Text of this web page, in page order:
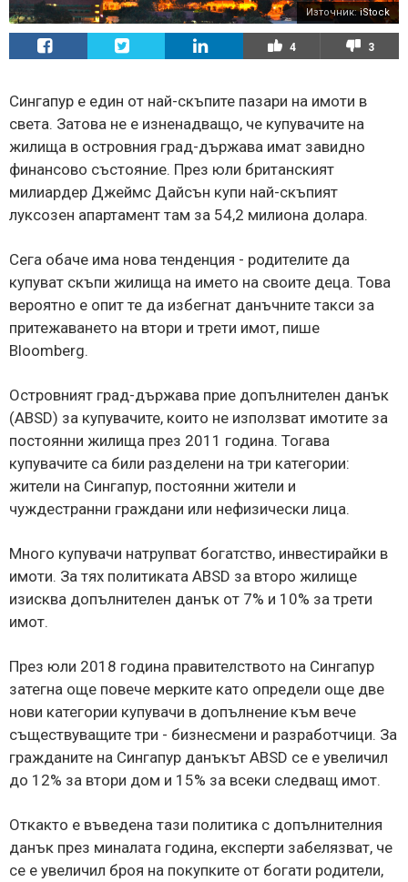
Източник:iStock
4 3
Сингапур е един от най-скъпите пазари на имоти в
света. Затова не е изненадващо, че купувачите на
жилища в островния град-държава имат завидно
финансово състояние. През юли британският
милиардер Джеймс Дайсън купи най-скъпият
луксозен апартамент там за 54,2 милиона долара.
Сега обаче има нова тенденция - родителите да
купуват скъпи жилища на името на своите деца. Това
вероятно е опит те да избегнат данъчните такси за
притежаването на втори и трети имот, пише
Bloomberg.
Островният град-държава прие допълнителен данък
(ABSD) за купувачите, които не използват имотите за
постоянни жилища през 2011 година. Тогава
купувачите са били разделени на три категории:
жители на Сингапур, постоянни жители и
чуждестранни граждани или нефизически лица.
Много купувачи натрупват богатство, инвестирайки в
имоти. За тях политиката ABSD за второ жилище
изисква допълнителен данък от 7% и 10% за трети
имот.
През юли 2018 година правителството на Сингапур
затегна още повече мерките като определи още две
нови категории купувачи в допълнение към вече
съществуващите три - бизнесмени и разработчици. За
гражданите на Сингапур данъкът ABSD се е увеличил
до 12% за втори дом и 15% за всеки следващ имот.
Откакто е въведена тази политика с допълнителния
данък през миналата година, експерти забелязват, че
се е увеличил броя на покупките от богати родители,